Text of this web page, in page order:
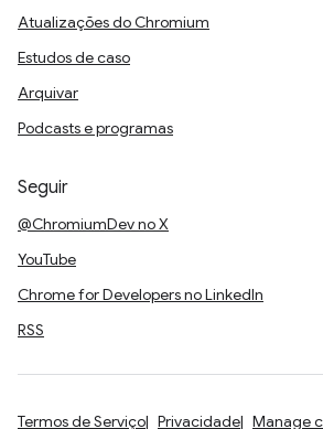
Atualizações do Chromium
Estudos de caso
Arquivar
Podcasts e programas
Seguir
@ChromiumDev no X
YouTube
Chrome for Developers no LinkedIn
RSS
Termos de Serviço Privacidade Manage